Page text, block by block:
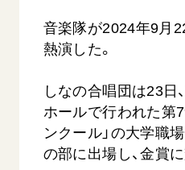
釈尊～法華経
創価学会の三代会長
初代会長・牧口常三郎先生
第2代会長・戸田城聖先生
仏法を語る
主な行事
年間の活動について
友人葬
彼岸
「人権文化」「ジェンダー平
「持続可能な開発目標（SDGs
音楽活動
展示活動
教育本部の活動
各国ウェブサイト
世界の創価学会の歴史
基本情報
創価学会 会則
創価学会 社会憲章
組織・機構
会員サポート
座談会御書ｅ講義
小説『新・人間革命』『人間革
関連リンク
音楽隊が2024年9月
熱演した。
しなの合唱団は23日
ホールで行われた第
ンクール」の大学職
の部に出場し、金賞に